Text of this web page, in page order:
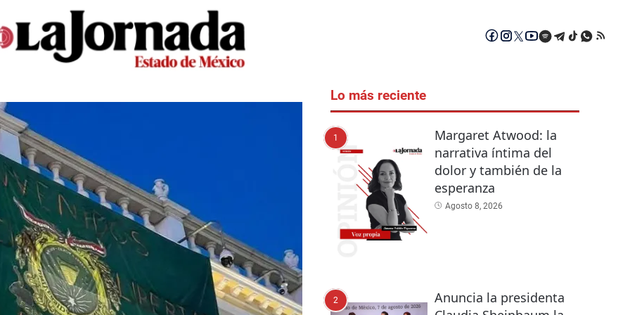
Lo más reciente
1
Margaret Atwood: la
narrativa íntima del
dolor y también de la
esperanza
Agosto 8, 2026
2
Anuncia la presidenta